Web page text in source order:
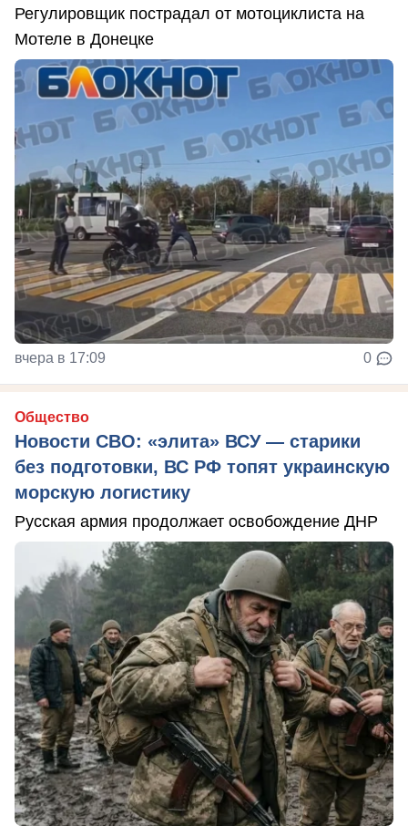
Регулировщик пострадал от мотоциклиста на
Мотеле в Донецке
вчера в 17:09 0
Общество
Новости СВО: «элита» ВСУ — старики
без подготовки, ВС РФ топят украинскую
морскую логистику
Русская армия продолжает освобождение ДНР